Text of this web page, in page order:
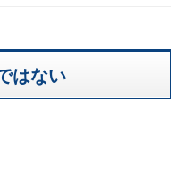
はない